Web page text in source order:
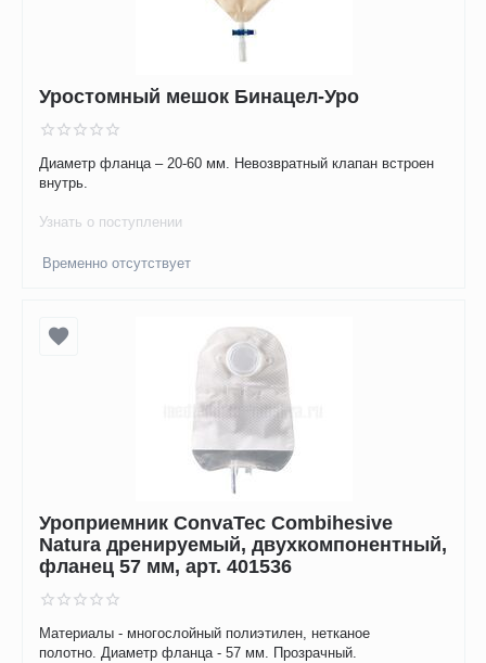
Уростомный мешок Бинацел-Уро
Диаметр фланца – 20-60 мм. Невозвратный клапан встроен
внутрь.
Узнать о поступлении
Временно отсутствует
Уроприемник ConvaTec Combihesive
Natura дренируемый, двухкомпонентный,
фланец 57 мм, арт. 401536
Материалы - многослойный полиэтилен, нетканое
полотно. Диаметр фланца - 57 мм. Прозрачный.